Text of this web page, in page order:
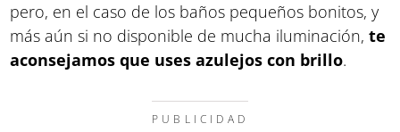
pero, en el caso de los baños pequeños bonitos, y
más aún si no disponible de mucha iluminación,te
aconsejamos que uses azulejos con brillo.